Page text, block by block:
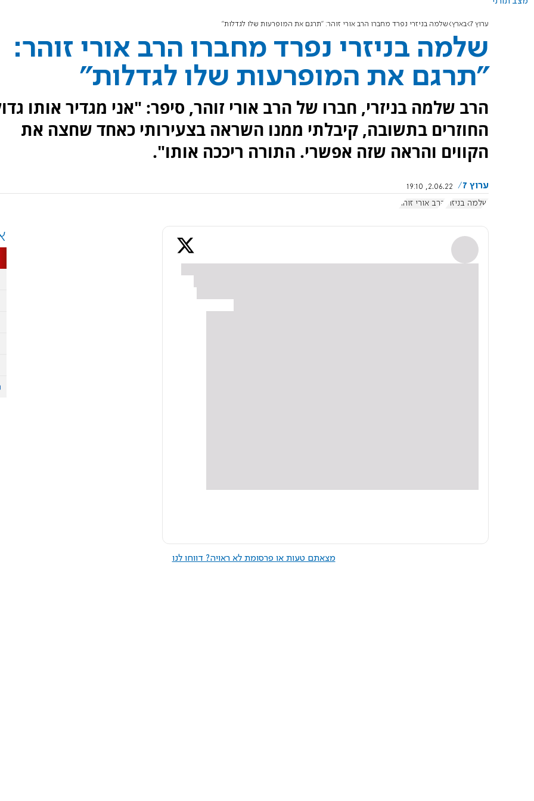
ערוץ 7 בארץ שלמה בניזרי נפרד מחברו הרב אורי זוהר: "תרגם את המופרעות שלו לגדלות"
שלמה בניזרי נפרד מחברו הרב אורי זוהר:
"תרגם את המופרעות שלו לגדלות"
הרב שלמה בניזרי, חברו של הרב אורי זוהר, סיפר: "אני מגדיר אותו
החוזרים בתשובה, קיבלתי ממנו השראה בצעירותי כאחד שחצה את
הקווים והראה שזה אפשרי. התורה ריככה אותו".
ערוץ 7
2.06.22, 19:10
שלמה בניזרי
הרב אורי זוהר
מצאתם טעות או פרסומת לא ראויה? דווחו לנו